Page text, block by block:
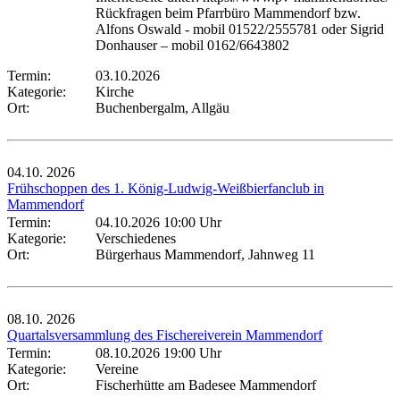
Rückfragen beim Pfarrbüro Mammendorf bzw.
Alfons Oswald - mobil 01522/2555781 oder Sigrid
Donhauser – mobil 0162/6643802
Termin:
03.10.2026
Kategorie:
Kirche
Ort:
Buchenbergalm, Allgäu
04.10. 2026
Frühschoppen des 1. König-Ludwig-Weißbierfanclub in
Mammendorf
Termin:
04.10.2026 10:00 Uhr
Kategorie:
Verschiedenes
Ort:
Bürgerhaus Mammendorf, Jahnweg 11
08.10. 2026
Quartalsversammlung des Fischereiverein Mammendorf
Termin:
08.10.2026 19:00 Uhr
Kategorie:
Vereine
Ort:
Fischerhütte am Badesee Mammendorf